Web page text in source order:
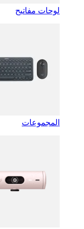
لوحات مفاتيح
المجموعات